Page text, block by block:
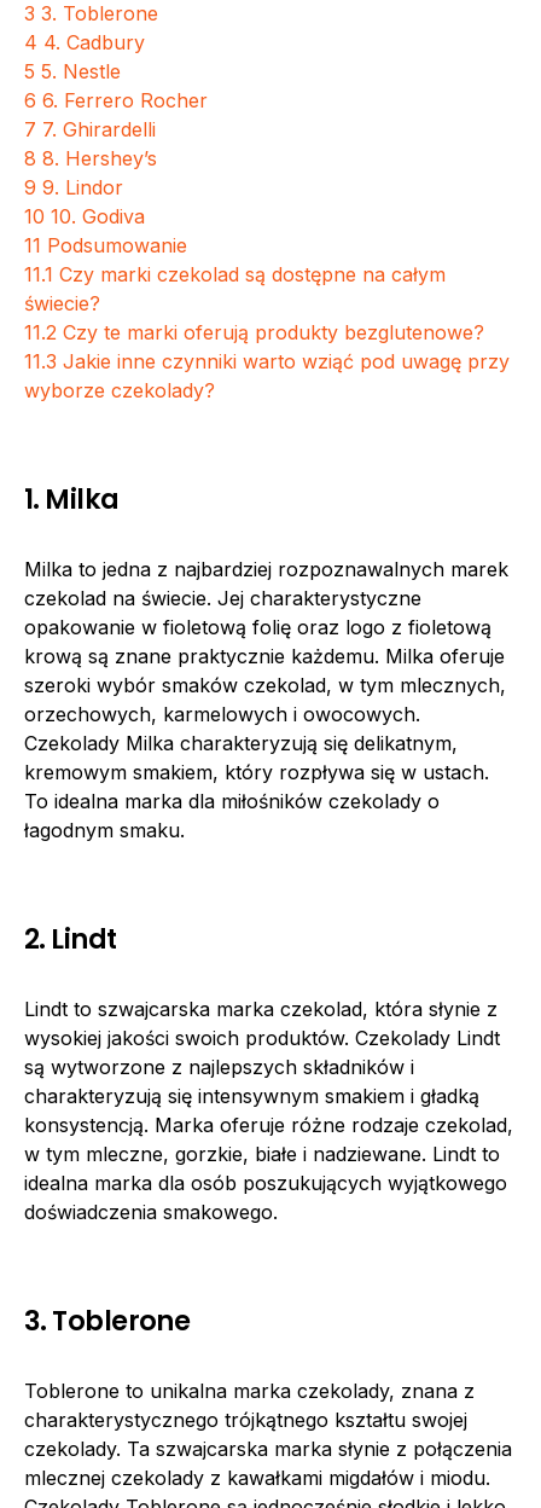
3 3. Toblerone
4 4. Cadbury
5 5. Nestle
6 6. Ferrero Rocher
7 7. Ghirardelli
8 8. Hershey’s
9 9. Lindor
10 10. Godiva
11 Podsumowanie
11.1 Czy marki czekolad są dostępne na całym
świecie?
11.2 Czy te marki oferują produkty bezglutenowe?
11.3 Jakie inne czynniki warto wziąć pod uwagę przy
wyborze czekolady?
1. Milka
Milka to jedna z najbardziej rozpoznawalnych marek
czekolad na świecie. Jej charakterystyczne
opakowanie w fioletową folię oraz logo z fioletową
krową są znane praktycznie każdemu. Milka oferuje
szeroki wybór smaków czekolad, w tym mlecznych,
orzechowych, karmelowych i owocowych.
Czekolady Milka charakteryzują się delikatnym,
kremowym smakiem, który rozpływa się w ustach.
To idealna marka dla miłośników czekolady o
łagodnym smaku.
2. Lindt
Lindt to szwajcarska marka czekolad, która słynie z
wysokiej jakości swoich produktów. Czekolady Lindt
są wytworzone z najlepszych składników i
charakteryzują się intensywnym smakiem i gładką
konsystencją. Marka oferuje różne rodzaje czekolad,
w tym mleczne, gorzkie, białe i nadziewane. Lindt to
idealna marka dla osób poszukujących wyjątkowego
doświadczenia smakowego.
3. Toblerone
Toblerone to unikalna marka czekolady, znana z
charakterystycznego trójkątnego kształtu swojej
czekolady. Ta szwajcarska marka słynie z połączenia
mlecznej czekolady z kawałkami migdałów i miodu.